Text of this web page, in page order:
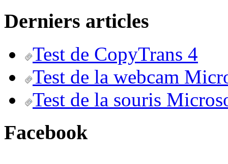
Derniers articles
Test de CopyTrans 4
Test de la webcam
Test de la souris
Facebook